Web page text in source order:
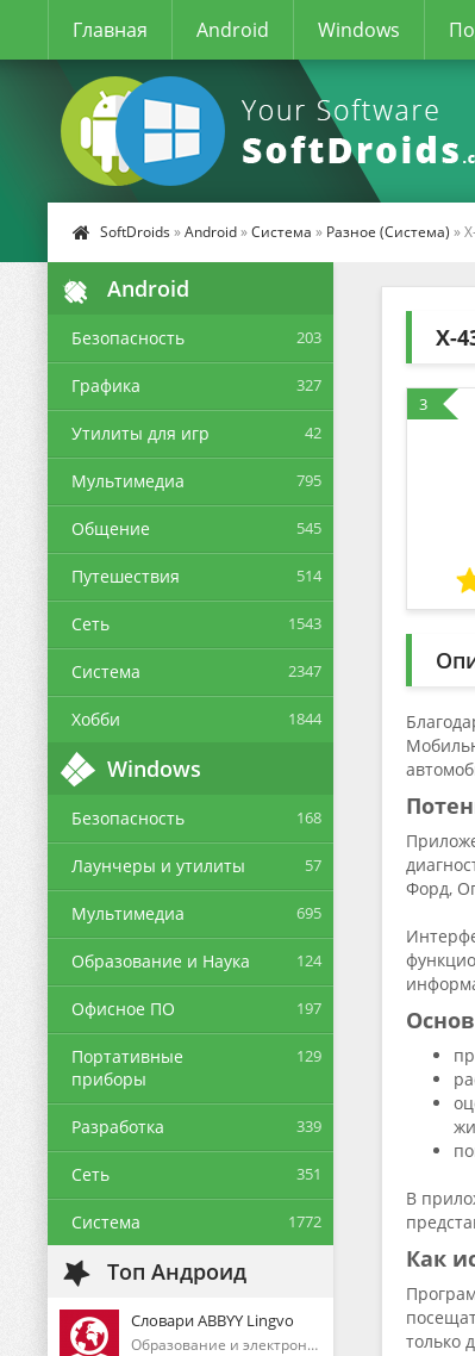
Главная Android Windows
SoftDroids »Android»Система » Разное (Система) »
Android
Безопасность 203
Графика 327
Утилиты для игр 42
Мультимедиа 795
Общение 545
Путешествия 514
Сеть 1543
Система 2347
Хобби 1844
Windows
Безопасность 168
Лаунчеры и утилиты 57
Мультимедиа 695
Образование и Наука 124
Офисное ПО 197
Портативные
приборы
129
Разработка 339
Сеть 351
Система 1772
Топ Андроид
Словари ABBYY Lingvo
Образование и электронные книги
X-
3
Форд,
В
Как
только